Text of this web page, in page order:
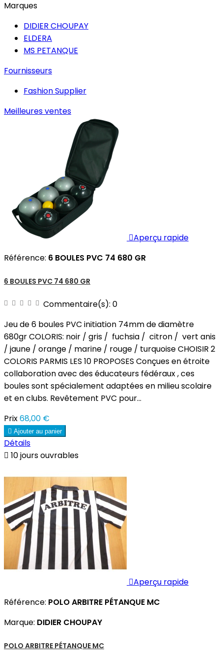
Marques
DIDIER CHOUPAY
ELDERA
MS PETANQUE
Fournisseurs
Fashion Supplier
Meilleures ventes
Aperçu rapide
Référence: 6 BOULES PVC 74 680 GR
6 BOULES PVC 74 680 GR
Commentaire(s): 0
Jeu de 6 boules PVC initiation 74mm de diamètre
680gr COLORIS: noir / gris / fuchsia / citron / vert anis
/ jaune / orange / marine / rouge / turquoise CHOISIR 2
COLORIS PARMIS LES 10 PROPOSES Conçues en étroite
collaboration avec des éducateurs fédéraux , ces
boules sont spécialement adaptées en milieu scolaire
et en clubs. Revêtement PVC pour...
Prix68,00 €
 Ajouter au panier
Détails
 10 jours ouvrables
Aperçu rapide
Référence: POLO ARBITRE PÉTANQUE MC
Marque: DIDIER CHOUPAY
POLO ARBITRE PÉTANQUE MC